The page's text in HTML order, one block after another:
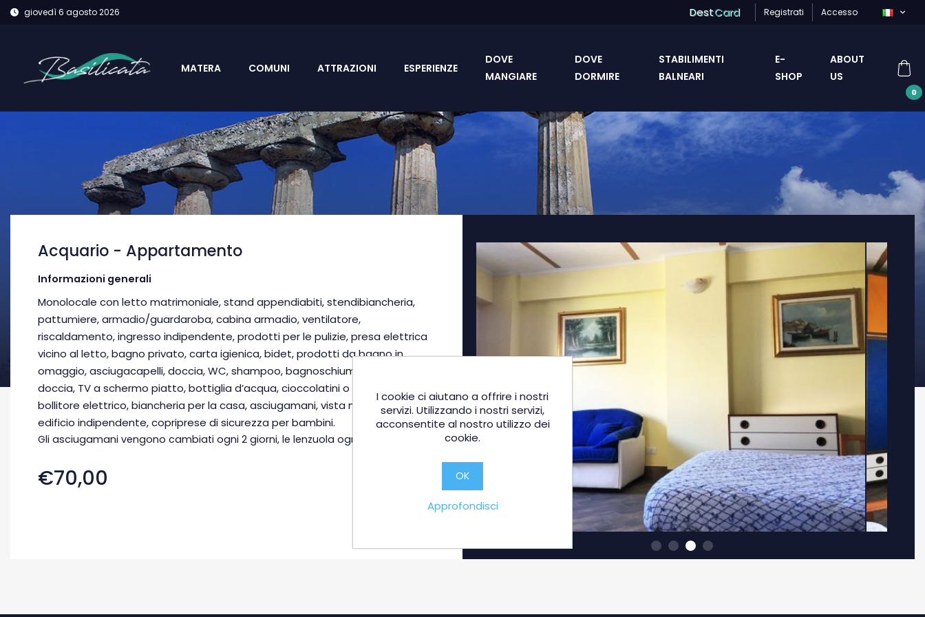
giovedì 6 agosto 2026 DestCard Registrati Accesso
MATERA COMUNI ATTRAZIONI ESPERIENZE
DOVE
MANGIARE
DOVE
DORMIRE
STABILIMENTI
BALNEARI
E-
SHOP
ABOUT
US
0
Acquario - Appartamento
Informazioni generali
Monolocale con letto matrimoniale, stand appendiabiti, stendibiancheria,
pattumiere, armadio/guardaroba, cabina armadio, ventilatore,
riscaldamento, ingresso indipendente, prodotti per le pulizie, presa elettrica
vicino al letto, bagno privato, carta igienica, bidet, prodotti da bagno in
omaggio, asciugacapelli, doccia, WC, shampoo, bagnoschiuma, cuffia da
doccia, TV a schermo piatto, bottiglia d’acqua, cioccolatini o biscotti,
bollitore elettrico, biancheria per la casa, asciugamani, vista montagna,
edificio indipendente, copriprese di sicurezza per bambini.
Gli asciugamani vengono cambiati ogni 2 giorni, le lenzuola ogni 5 giorni.
€70,00
I cookie ci aiutano a offrire i nostri
servizi. Utilizzando i nostri servizi,
acconsentite al nostro utilizzo dei
cookie.
OK
Approfondisci